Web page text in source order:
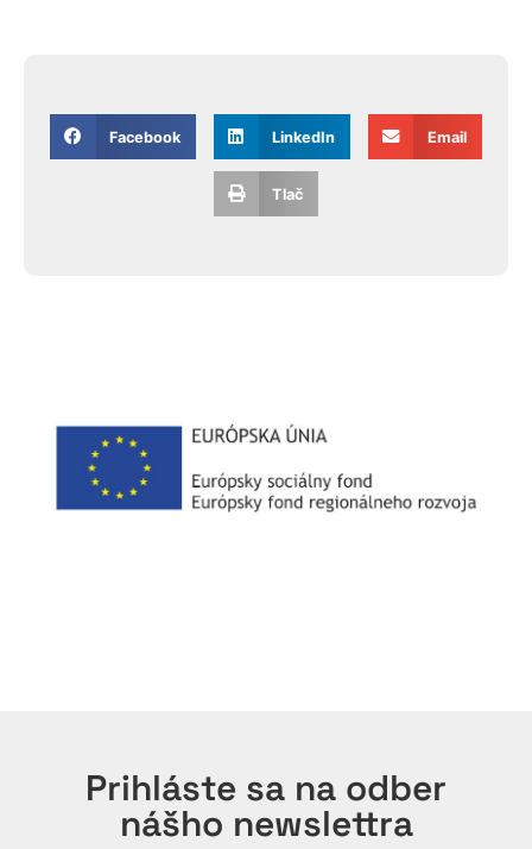
Facebook LinkedIn Email
Tlač
Prihláste sa na odber
nášho newslettra